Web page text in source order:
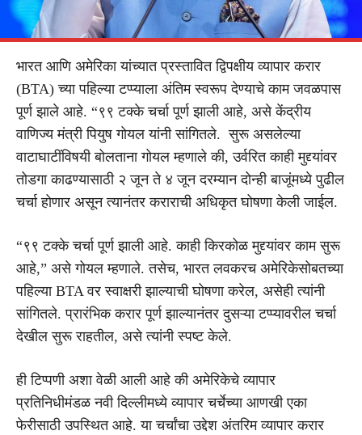
भारत आणि अमेरिका यांच्यात प्रस्तावित द्विपक्षीय व्यापार करार
(BTA) च्या पहिल्या टप्प्याला अंतिम स्वरूप देण्याचे काम जवळपास
पूर्ण झाले आहे. “९९ टक्के चर्चा पूर्ण झाली आहे, असे केंद्रीय
वाणिज्य मंत्री पियुष गोयल यांनी सांगितले. सुरू असलेल्या
वाटाघाटींविषयी बोलताना गोयल म्हणाले की, उर्वरित काही मुद्द्यांवर
तोडगा काढण्यासाठी २ जून ते ४ जून दरम्यान दोन्ही बाजूंमध्ये पुढील
चर्चा होणार असून त्यानंतर कराराची अधिकृत घोषणा केली जाईल.
“९९ टक्के चर्चा पूर्ण झाली आहे. काही किरकोळ मुद्द्यांवर काम सुरू
आहे,” असे गोयल म्हणाले. तसेच, भारत लवकरच अमेरिकेसोबतच्या
पहिल्या BTA वर स्वाक्षरी झाल्याची घोषणा करेल, असेही त्यांनी
सांगितले. प्रारंभिक करार पूर्ण झाल्यानंतर दुसऱ्या टप्प्यावरील चर्चा
देखील सुरू राहतील, असे त्यांनी स्पष्ट केले.
ही टिप्पणी अशा वेळी आली आहे की अमेरिकेचे व्यापार
प्रतिनिधीमंडळ नवी दिल्लीमध्ये व्यापार चर्चेच्या आणखी एका
फेरीसाठी उपस्थित आहे. या चर्चांचा उद्देश अंतरिम व्यापार करार